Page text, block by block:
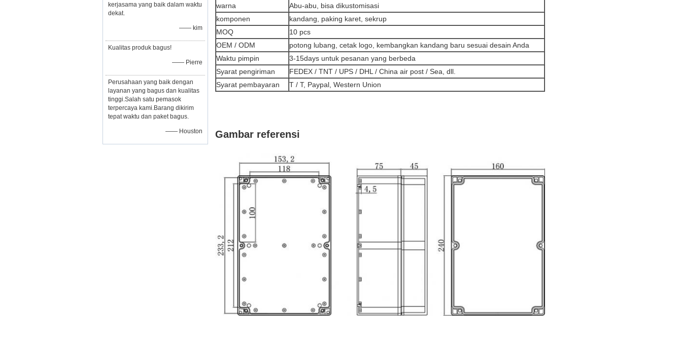
kerjasama yang baik dalam waktu
dekat.
—— kim
Kualitas produk bagus!
—— Pierre
Perusahaan yang baik dengan
layanan yang bagus dan kualitas
tinggi.Salah satu pemasok
terpercaya kami.Barang dikirim
tepat waktu dan paket bagus.
—— Houston
warna
Abu-abu, bisa dikustomisasi
komponen
kandang, paking karet, sekrup
MOQ
10 pcs
OEM / ODM
potong lubang, cetak logo, kembangkan kandang baru sesuai desain Anda
Waktu pimpin
3-15days untuk pesanan yang berbeda
Syarat pengiriman
FEDEX / TNT / UPS / DHL / China air post / Sea, dll.
Syarat pembayaran
T / T, Paypal, Western Union
Gambar referensi